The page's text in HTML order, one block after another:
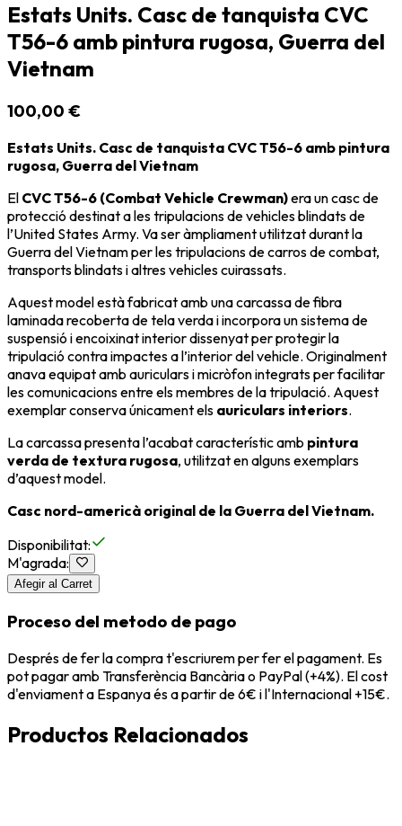
Estats Units. Casc de tanquista CVC
T56-6 amb pintura rugosa, Guerra del
Vietnam
100,00 €
Estats Units. Casc de tanquista CVC T56-6 amb pintura
rugosa, Guerra del Vietnam
El CVC T56-6 (Combat Vehicle Crewman)era un casc de
protecció destinat a les tripulacions de vehicles blindats de
l’United States Army. Va ser àmpliament utilitzat durant la
Guerra del Vietnamper les tripulacions de carros de combat,
transports blindats i altres vehicles cuirassats.
Aquest model està fabricat amb una carcassa de fibra
laminada recoberta de tela verda i incorpora un sistema de
suspensió i encoixinat interior dissenyat per protegir la
tripulació contra impactes a l’interior del vehicle. Originalment
anava equipat amb auriculars i micròfon integrats per facilitar
les comunicacions entre els membres de la tripulació. Aquest
exemplar conserva únicament els auriculars interiors.
La carcassa presenta l’acabat característic amb pintura
verda de textura rugosa, utilitzat en alguns exemplars
d’aquest model.
Casc nord-americà original de la Guerra del Vietnam.
Disponibilitat:
M'agrada:
Afegir al Carret
Proceso del metodo de pago
Després de fer la compra t'escriurem per fer el pagament. Es
pot pagar amb Transferència Bancària o PayPal (+4%). El cost
d'enviament a Espanya és a partir de 6€ i l'Internacional +15€.
Productos Relacionados